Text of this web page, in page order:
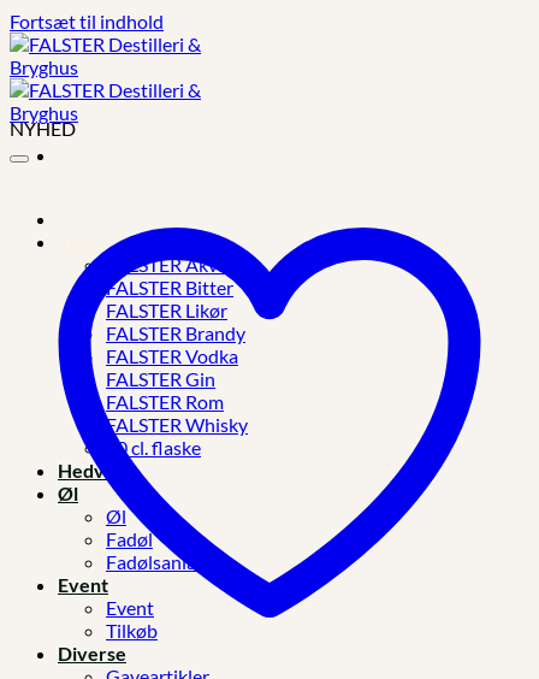
Fortsæt til indhold
Spiritus
FALSTER Akvavit
FALSTER Bitter
FALSTER Likør
FALSTER Brandy
FALSTER Vodka
FALSTER Gin
FALSTER Rom
FALSTER Whisky
10 cl. flaske
Hedvin
Øl
Øl
Fadøl
Fadølsanlæg
Event
Event
Tilkøb
Diverse
NYHED